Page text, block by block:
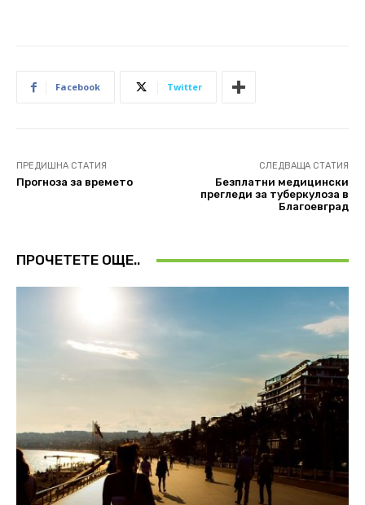
Facebook Twitter
ПРЕДИШНА СТАТИЯ
Прогноза за времето
СЛЕДВАЩА СТАТИЯ
Безплатни медицински
прегледи за туберкулоза в
Благоевград
ПРОЧЕТЕТЕ ОЩЕ..